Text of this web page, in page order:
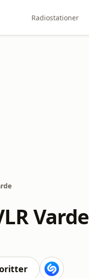
Radiostationer
Varde